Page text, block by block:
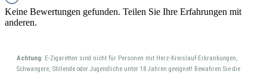
Keine Bewertungen gefunden. Teilen Sie Ihre Erfahrungen mit
anderen.
Achtung: E-Zigaretten sind nicht für Personen mit Herz-Kreislauf-Erkrankungen,
Schwangere, Stillende oder Jugendliche unter 18 Jahren geeignet! Bewahren Sie die